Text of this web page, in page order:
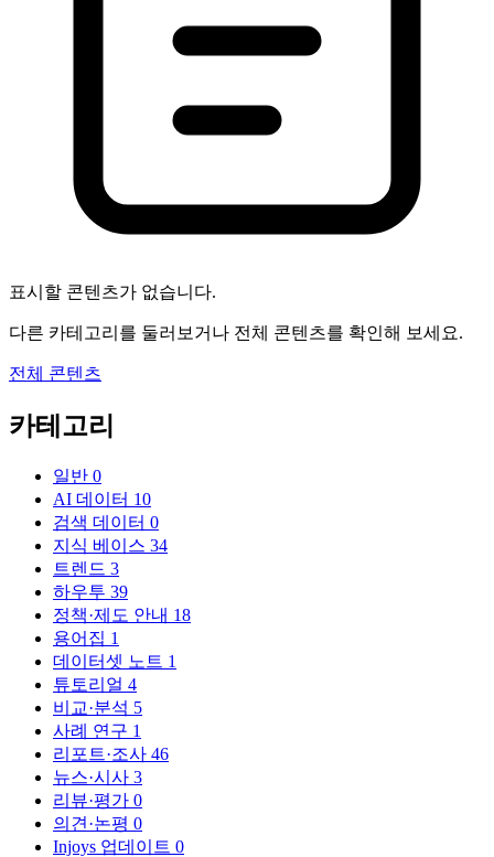
표시할 콘텐츠가 없습니다.
다른 카테고리를 둘러보거나 전체 콘텐츠를 확인해 보세요.
전체 콘텐츠
카테고리
일반 0
AI 데이터 10
검색 데이터 0
지식 베이스 34
트렌드 3
하우투 39
정책·제도 안내 18
용어집 1
데이터셋 노트 1
튜토리얼 4
비교·분석 5
사례 연구 1
리포트·조사 46
뉴스·시사 3
리뷰·평가 0
의견·논평 0
Injoys 업데이트 0